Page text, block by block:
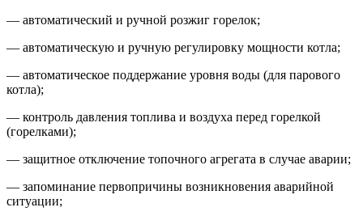
— автоматический и ручной розжиг горелок;
— автоматическую и ручную регулировку мощности котла;
— автоматическое поддержание уровня воды (для парового
котла);
— контроль давления топлива и воздуха перед горелкой
(горелками);
— защитное отключение топочного агрегата в случае аварии;
— запоминание первопричины возникновения аварийной
ситуации;